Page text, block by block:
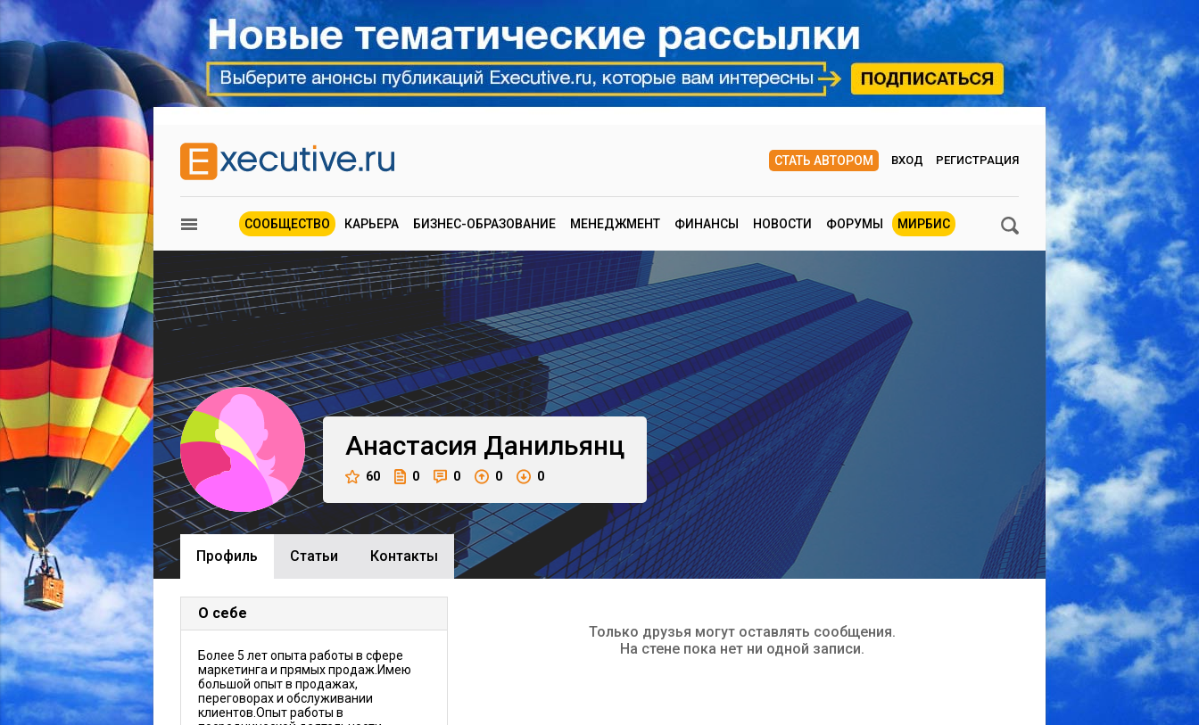
СТАТЬ АВТОРОМ ВХОД РЕГИСТРАЦИЯ
СООБЩЕСТВО КАРЬЕРА БИЗНЕС-ОБРАЗОВАНИЕ МЕНЕДЖМЕНТ ФИНАНСЫ НОВОСТИ ФОРУМЫ МИРБИС
Анастасия Данильянц
60 0 0 0 0
Профиль Cтатьи Контакты
О себе
Более 5 лет опыта работы в сфере
маркетинга и прямых продаж.Имею
большой опыт в продажах,
переговорах и обслуживании
клиентов.Опыт работы в
Только друзья могут оставлять сообщения.
На стене пока нет ни одной записи.